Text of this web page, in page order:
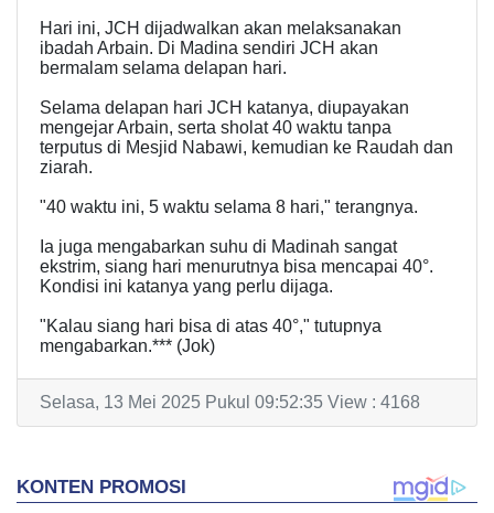
Hari ini, JCH dijadwalkan akan melaksanakan
ibadah Arbain. Di Madina sendiri JCH akan
bermalam selama delapan hari.
Selama delapan hari JCH katanya, diupayakan
mengejar Arbain, serta sholat 40 waktu tanpa
terputus di Mesjid Nabawi, kemudian ke Raudah dan
ziarah.
"40 waktu ini, 5 waktu selama 8 hari," terangnya.
Ia juga mengabarkan suhu di Madinah sangat
ekstrim, siang hari menurutnya bisa mencapai 40°.
Kondisi ini katanya yang perlu dijaga.
"Kalau siang hari bisa di atas 40°," tutupnya
mengabarkan.*** (Jok)
Selasa, 13 Mei 2025 Pukul 09:52:35 View : 4168